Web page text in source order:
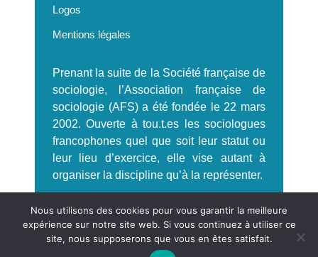
Logos
Mentions légales
Prenant la suite de la Société française de
sociologie, l’Association française de
sociologie (AFS) a été fondée le 22 mars
2002. Ouverte à tou.t.es les sociologues
francophones quel que soit leur statut ou
leur lieu d’exercice, elle vise autant à
organiser la discipline qu’à la représenter.
S'incrire à la Newsletter AFS
Nous utilisons des cookies pour vous garantir la meilleure
expérience sur notre site web. Si vous continuez à utiliser ce
site, nous supposerons que vous en êtes satisfait.